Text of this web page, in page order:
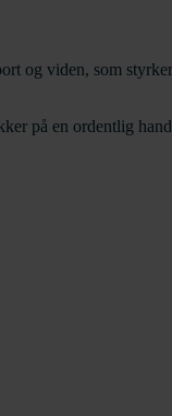
og viden, som
på en ordentlig